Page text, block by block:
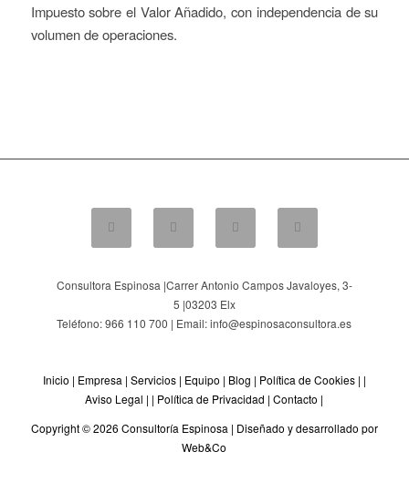
Impuesto sobre el Valor Añadido, con independencia de su
volumen de operaciones.
Consultora Espinosa |Carrer Antonio Campos Javaloyes, 3-
5 |03203 Elx
Teléfono: 966 110 700 | Email: info@espinosaconsultora.es
Inicio | Empresa| Servicios| Equipo | Blog | Política de Cookies| |
Aviso Legal | | Política de Privacidad |Contacto |
Copyright © 2026 Consultoría Espinosa | Diseñado y desarrollado por
Web&Co